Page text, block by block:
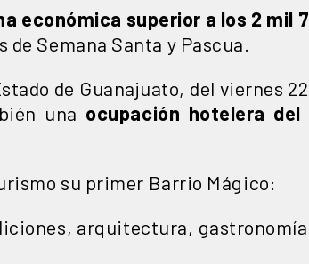
económica superior a los 2 mil
Semana Santa y Pascua.
de Guanajuato, del viernes
una ocupación hotelera del
su primer Barrio Mágico:
arquitectura,